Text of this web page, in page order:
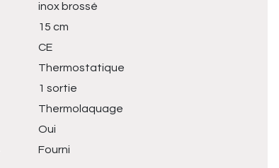
inox brossé
15 cm
CE
Thermostatique
1 sortie
Thermolaquage
Oui
Fourni